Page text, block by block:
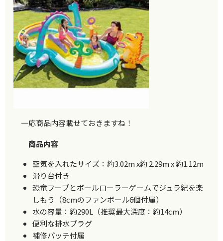
一応商品内容載せておきますね！
商品内容
空気を入れたサイズ：約3.02m x約 2.29m x 約1.12m
滑り台付き
恐竜フープとボールローラーゲームでジュラ紀を楽
しもう（8cmのファンボール6個付属）
水の容量：約290L（推奨最大深度：約14cm）
便利な排水プラグ
補修パッチ付属